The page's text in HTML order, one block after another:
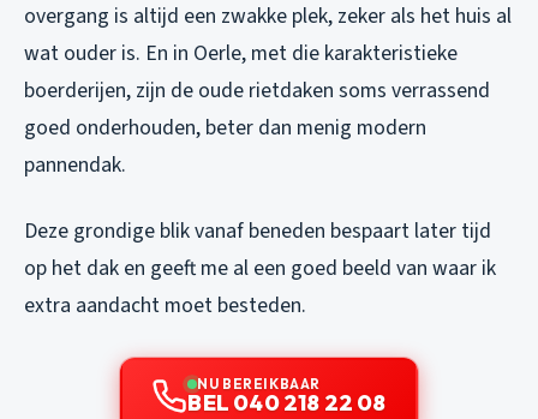
overgang is altijd een zwakke plek, zeker als het huis al
wat ouder is. En in Oerle, met die karakteristieke
boerderijen, zijn de oude rietdaken soms verrassend
goed onderhouden, beter dan menig modern
pannendak.
Deze grondige blik vanaf beneden bespaart later tijd
op het dak en geeft me al een goed beeld van waar ik
extra aandacht moet besteden.
NU BEREIKBAAR
BEL 040 218 22 08